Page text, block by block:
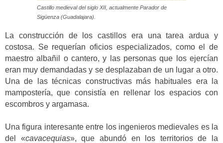
Castillo medieval del siglo XII, actualmente Parador de
Sigüenza (Guadalajara).
La construcción de los castillos era una tarea ardua y
costosa. Se requerían oficios especializados, como el de
maestro albañil o cantero, y las personas que los ejercían
eran muy demandadas y se desplazaban de un lugar a otro.
Una de las técnicas constructivas más habituales era la
mampostería, que consistía en rellenar los espacios con
escombros y argamasa.
Una figura interesante entre los ingenieros medievales es la
del «cavacequias», que abundó en los territorios de la